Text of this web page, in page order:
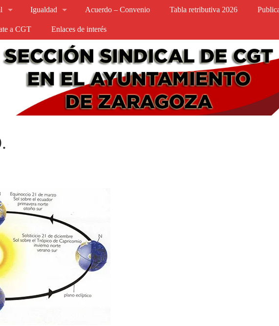
Igualdad Acuerdo – Convenio Tabla retributiva 2026
a CGT Enlaces de interés